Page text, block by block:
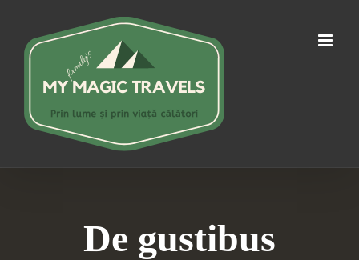
content
De gustibus